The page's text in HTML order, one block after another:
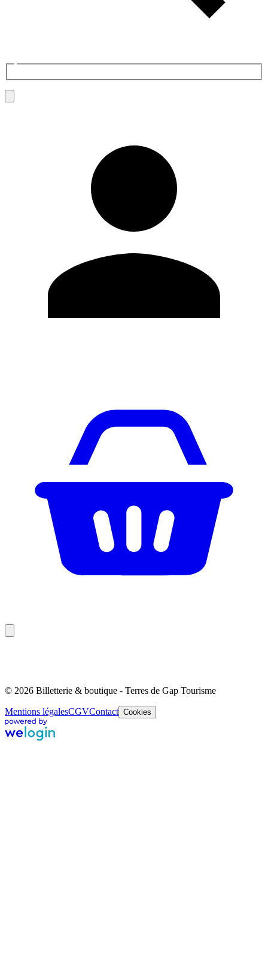
© 2026 Billetterie & boutique - Terres de Gap Tourisme
Mentions légalesCGVContact Cookies